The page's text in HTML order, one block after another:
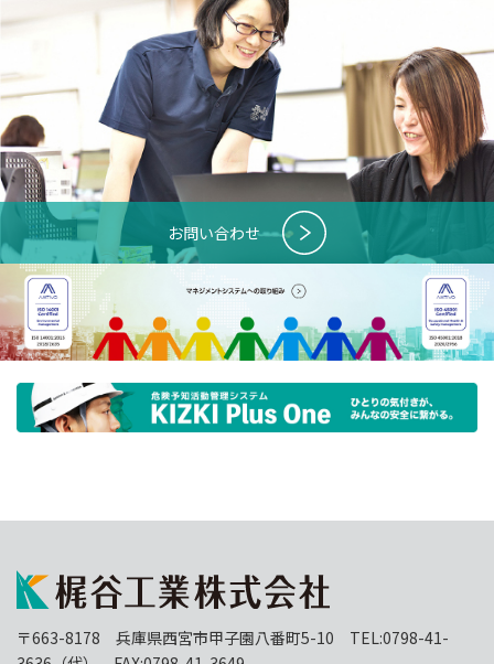
お問い合わせ
〒663-8178 兵庫県西宮市甲子園八番町5-10 TEL:0798-41-